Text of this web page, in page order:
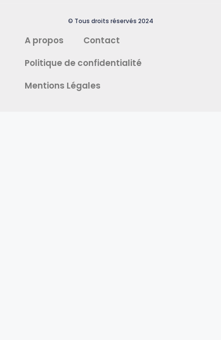
© Tous droits réservés 2024
A propos
Contact
Politique de confidentialité
Mentions Légales